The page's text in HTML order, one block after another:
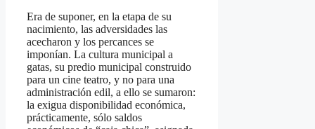
Era de suponer, en la etapa de su
nacimiento, las adversidades las
acecharon y los percances se
imponían. La cultura municipal a
gatas, su predio municipal construido
para un cine teatro, y no para una
administración edil, a ello se sumaron:
la exigua disponibilidad económica,
prácticamente, sólo saldos